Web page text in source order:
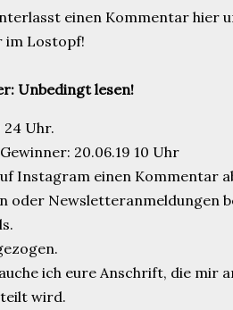
einen Kommentar hier
im Lostopf!
Unbedingt lesen!
24 Uhr.
20.06.19 10 Uhr
Instagram einen Kommentar
oder Newsletteranmeldungen
ich eure Anschrift, die mir
wird.